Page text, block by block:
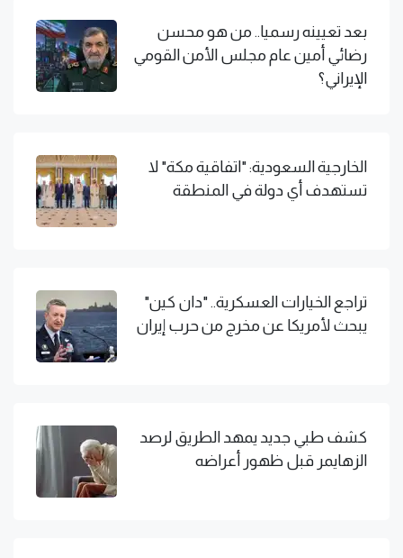
بعد تعيينه رسميا.. من هو محسن
رضائي أمين عام مجلس الأمن القومي
الإيراني؟
الخارجية السعودية: "اتفاقية مكة" لا
تستهدف أي دولة في المنطقة
تراجع الخيارات العسكرية.. "دان كين"
يبحث لأمريكا عن مخرج من حرب إيران
كشف طبي جديد يمهد الطريق لرصد
الزهايمر قبل ظهور أعراضه